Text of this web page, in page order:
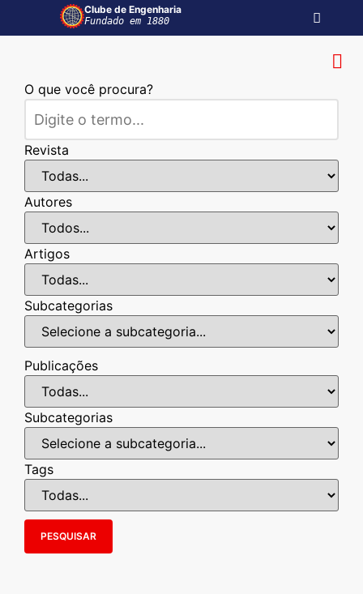
Clube de Engenharia
Fundado em 1880
O que você procura?
Revista
Autores
Artigos
Subcategorias
Publicações
Subcategorias
Tags
PESQUISAR